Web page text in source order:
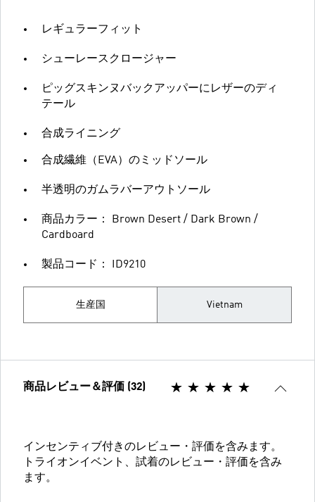
レギュラーフィット
シューレースクロージャー
ピッグスキンヌバックアッパーにレザーのディ
テール
合成ライニング
合成繊維（EVA）のミッドソール
半透明のガムラバーアウトソール
商品カラー： Brown Desert / Dark Brown /
Cardboard
製品コード： ID9210
生産国 Vietnam
商品レビュー＆評価 (32)
インセンティブ付きのレビュー・評価を含みます。
トライオンイベント、試着のレビュー・評価を含み
ます。